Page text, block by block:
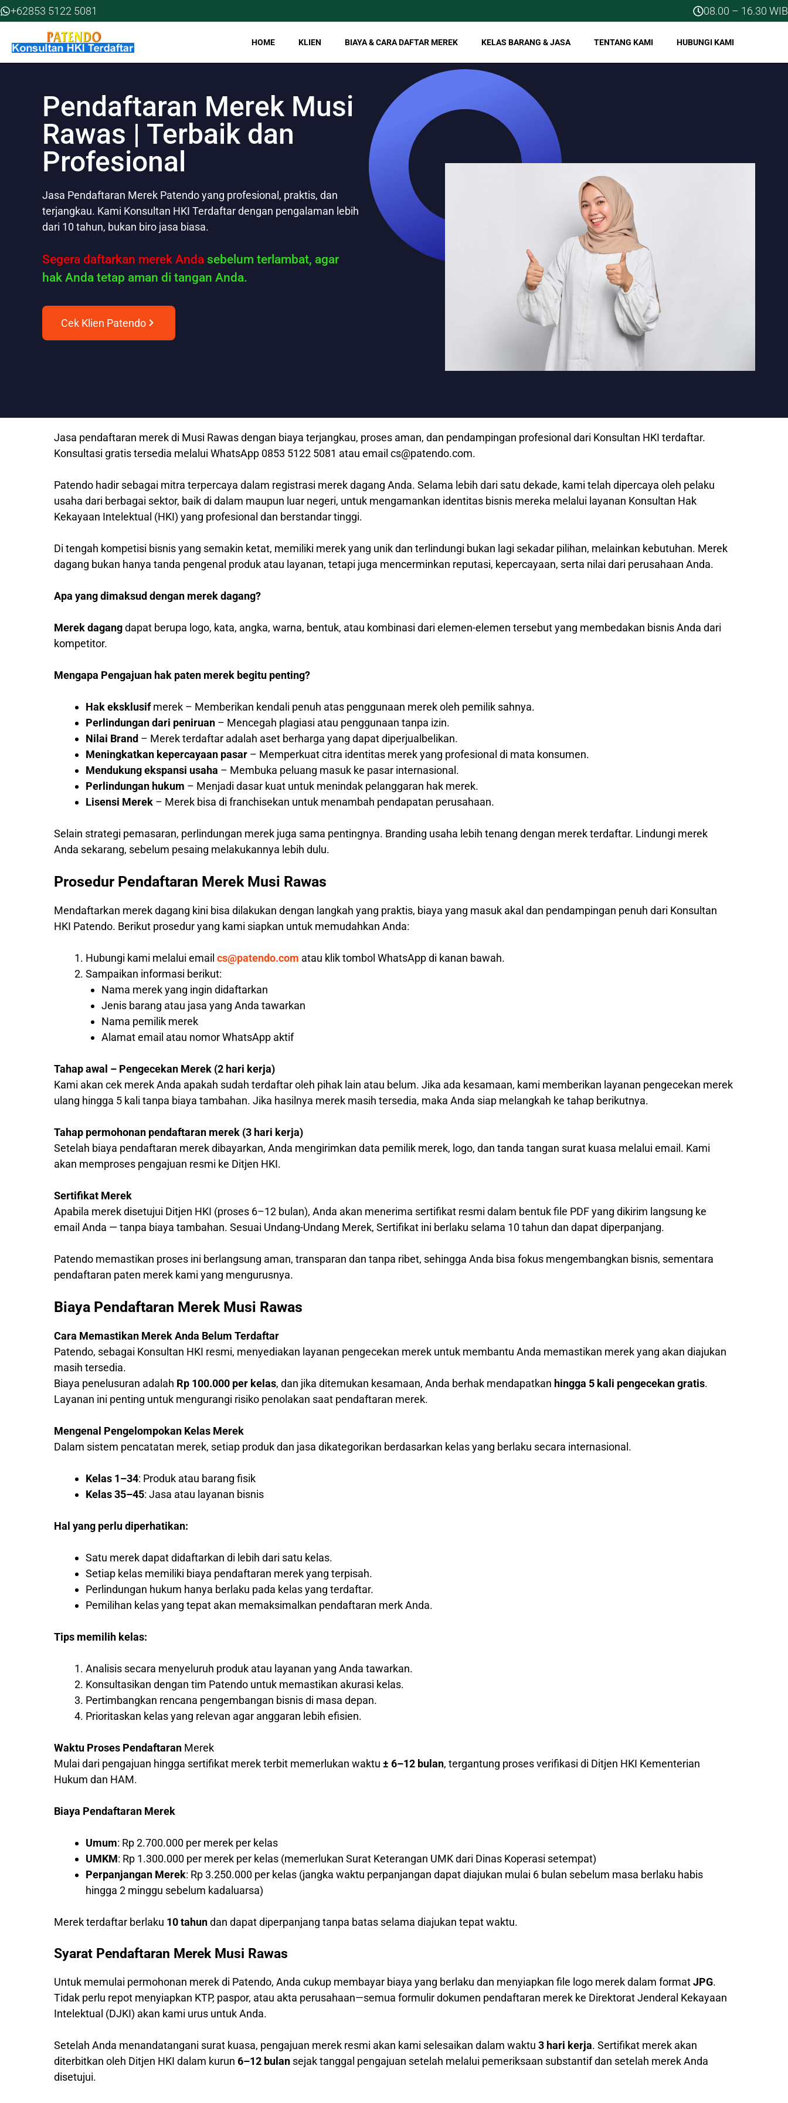
Skip
to
+62853 5122 5081 08.00 – 16.30 WIB
HOME KLIEN BIAYA & CARA DAFTAR MEREK KELAS BARANG & JASA TENTANG KAMI HUBUNGI KAMI
Pendaftaran Merek Musi
Rawas | Terbaik dan
Profesional
Jasa Pendaftaran Merek Patendo yang profesional, praktis, dan
terjangkau. Kami Konsultan HKI Terdaftar dengan pengalaman lebih
dari 10 tahun, bukan biro jasa biasa.
Segera daftarkan merek Anda sebelum terlambat, agar
hak Anda tetap aman di tangan Anda.
Cek Klien Patendo
Jasa pendaftaran merek di Musi Rawas dengan biaya terjangkau, proses aman, dan pendampingan profesional dari Konsultan HKI terdaftar.
Konsultasi gratis tersedia melalui WhatsApp 0853 5122 5081 atau email cs@patendo.com.
Patendo hadir sebagai mitra terpercaya dalam registrasi merek dagang Anda. Selama lebih dari satu dekade, kami telah dipercaya oleh pelaku
usaha dari berbagai sektor, baik di dalam maupun luar negeri, untuk mengamankan identitas bisnis mereka melalui layanan Konsultan Hak
Kekayaan Intelektual (HKI) yang profesional dan berstandar tinggi.
Di tengah kompetisi bisnis yang semakin ketat, memiliki merek yang unik dan terlindungi bukan lagi sekadar pilihan, melainkan kebutuhan. Merek
dagang bukan hanya tanda pengenal produk atau layanan, tetapi juga mencerminkan reputasi, kepercayaan, serta nilai dari perusahaan Anda.
Apa yang dimaksud dengan merek dagang?
Merek dagangdapat berupa logo, kata, angka, warna, bentuk, atau kombinasi dari elemen-elemen tersebut yang membedakan bisnis Anda dari
kompetitor.
Mengapa Pengajuan hak paten merek begitu penting?
Hak eksklusifmerek – Memberikan kendali penuh atas penggunaan merek oleh pemilik sahnya.
Perlindungan dari peniruan – Mencegah plagiasi atau penggunaan tanpa izin.
Nilai Brand – Merek terdaftar adalah aset berharga yang dapat diperjualbelikan.
Meningkatkan kepercayaan pasar – Memperkuat citra identitas merek yang profesional di mata konsumen.
Mendukung ekspansi usaha – Membuka peluang masuk ke pasar internasional.
Perlindungan hukum – Menjadi dasar kuat untuk menindak pelanggaran hak merek.
Lisensi Merek – Merek bisa di franchisekan untuk menambah pendapatan perusahaan.
Selain strategi pemasaran, perlindungan merek juga sama pentingnya. Branding usaha lebih tenang dengan merek terdaftar. Lindungi merek
Anda sekarang, sebelum pesaing melakukannya lebih dulu.
Prosedur Pendaftaran Merek Musi Rawas
Mendaftarkan merek dagang kini bisa dilakukan dengan langkah yang praktis, biaya yang masuk akal dan pendampingan penuh dari Konsultan
HKI Patendo. Berikut prosedur yang kami siapkan untuk memudahkan Anda:
Hubungi kami melalui email cs@patendo.com atau klik tombol WhatsApp di kanan bawah.
Sampaikan informasi berikut:
Nama merek yang ingin didaftarkan
Jenis barang atau jasa yang Anda tawarkan
Nama pemilik merek
Alamat email atau nomor WhatsApp aktif
Tahap awal – Pengecekan Merek (2 hari kerja)
Kami akan cek merek Anda apakah sudah terdaftar oleh pihak lain atau belum. Jika ada kesamaan, kami memberikan layanan pengecekan merek
ulang hingga 5 kali tanpa biaya tambahan. Jika hasilnya merek masih tersedia, maka Anda siap melangkah ke tahap berikutnya.
Tahap permohonan pendaftaran merek (3 hari kerja)
Setelah biaya pendaftaran merek dibayarkan, Anda mengirimkan data pemilik merek, logo, dan tanda tangan surat kuasa melalui email. Kami
akan memproses pengajuan resmi ke Ditjen HKI.
Sertifikat Merek
Apabila merek disetujui Ditjen HKI (proses 6–12 bulan), Anda akan menerima sertifikat resmi dalam bentuk file PDF yang dikirim langsung ke
email Anda — tanpa biaya tambahan. Sesuai Undang-Undang Merek, Sertifikat ini berlaku selama 10 tahun dan dapat diperpanjang.
Patendo memastikan proses ini berlangsung aman, transparan dan tanpa ribet, sehingga Anda bisa fokus mengembangkan bisnis, sementara
pendaftaran paten merek kami yang mengurusnya.
Biaya Pendaftaran Merek Musi Rawas
Cara Memastikan Merek Anda Belum Terdaftar
Patendo, sebagai Konsultan HKI resmi, menyediakan layanan pengecekan merek untuk membantu Anda memastikan merek yang akan diajukan
masih tersedia.
Biaya penelusuran adalah Rp 100.000 per kelas, dan jika ditemukan kesamaan, Anda berhak mendapatkan hingga 5 kali pengecekan gratis.
Layanan ini penting untuk mengurangi risiko penolakan saat pendaftaran merek.
Mengenal Pengelompokan Kelas Merek
Dalam sistem pencatatan merek, setiap produk dan jasa dikategorikan berdasarkan kelas yang berlaku secara internasional.
Kelas 1–34: Produk atau barang fisik
Kelas 35–45: Jasa atau layanan bisnis
Hal yang perlu diperhatikan:
Satu merek dapat didaftarkan di lebih dari satu kelas.
Setiap kelas memiliki biaya pendaftaran merek yang terpisah.
Perlindungan hukum hanya berlaku pada kelas yang terdaftar.
Pemilihan kelas yang tepat akan memaksimalkan pendaftaran merk Anda.
Tips memilih kelas:
Analisis secara menyeluruh produk atau layanan yang Anda tawarkan.
Konsultasikan dengan tim Patendo untuk memastikan akurasi kelas.
Pertimbangkan rencana pengembangan bisnis di masa depan.
Prioritaskan kelas yang relevan agar anggaran lebih efisien.
Waktu Proses Pendaftaran Merek
Mulai dari pengajuan hingga sertifikat merek terbit memerlukan waktu ± 6–12 bulan, tergantung proses verifikasi di Ditjen HKI Kementerian
Hukum dan HAM.
Biaya Pendaftaran Merek
Umum: Rp 2.700.000 per merek per kelas
UMKM: Rp 1.300.000 per merek per kelas (memerlukan Surat Keterangan UMK dari Dinas Koperasi setempat)
Perpanjangan Merek: Rp 3.250.000 per kelas (jangka waktu perpanjangan dapat diajukan mulai 6 bulan sebelum masa berlaku habis
hingga 2 minggu sebelum kadaluarsa)
Merek terdaftar berlaku 10 tahundan dapat diperpanjang tanpa batas selama diajukan tepat waktu.
Syarat Pendaftaran Merek Musi Rawas
Untuk memulai permohonan merek di Patendo, Anda cukup membayar biaya yang berlaku dan menyiapkan file logo merek dalam formatJPG.
Tidak perlu repot menyiapkan KTP, paspor, atau akta perusahaan—semua formulir dokumen pendaftaran merek ke Direktorat Jenderal Kekayaan
Intelektual (DJKI) akan kami urus untuk Anda.
Setelah Anda menandatangani surat kuasa, pengajuan merek resmi akan kami selesaikan dalam waktu 3 hari kerja. Sertifikat merek akan
diterbitkan oleh Ditjen HKI dalam kurun 6–12 bulan sejak tanggal pengajuan setelah melalui pemeriksaan substantif dan setelah merek Anda
disetujui.